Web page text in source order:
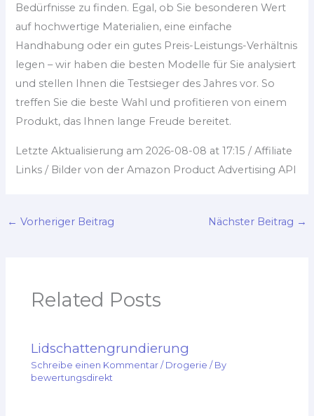
Bedürfnisse zu finden. Egal, ob Sie besonderen Wert
auf hochwertige Materialien, eine einfache
Handhabung oder ein gutes Preis-Leistungs-Verhältnis
legen – wir haben die besten Modelle für Sie analysiert
und stellen Ihnen die Testsieger des Jahres vor. So
treffen Sie die beste Wahl und profitieren von einem
Produkt, das Ihnen lange Freude bereitet.
Letzte Aktualisierung am 2026-08-08 at 17:15 / Affiliate
Links / Bilder von der Amazon Product Advertising API
← Vorheriger Beitrag Nächster Beitrag →
Related Posts
Lidschattengrundierung
Schreibe einen Kommentar / Drogerie / By
bewertungsdirekt